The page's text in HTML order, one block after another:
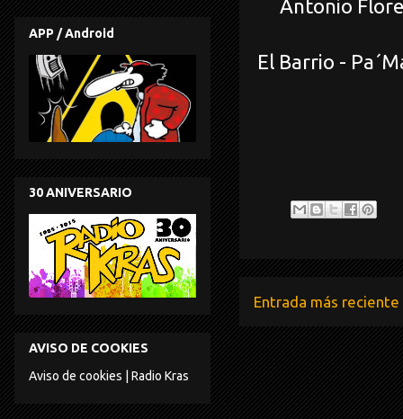
Antonio
El Barrio -
Entrada más reciente
APP / Android
30 ANIVERSARIO
AVISO DE COOKIES
Aviso de cookies | Radio Kras